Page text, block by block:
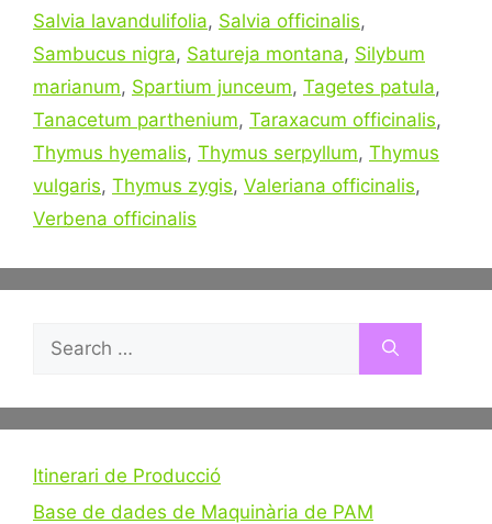
Salvia lavandulifolia, Salvia officinalis,
Sambucus nigra, Satureja montana, Silybum
marianum, Spartium junceum, Tagetes patula,
Tanacetum parthenium, Taraxacum officinalis,
Thymus hyemalis, Thymus serpyllum, Thymus
vulgaris, Thymus zygis, Valeriana officinalis,
Verbena officinalis
for:
Itinerari de Producció
Base de dades de Maquinària de PAM